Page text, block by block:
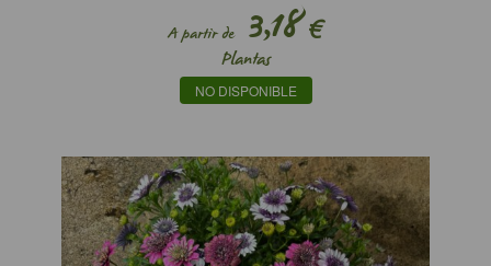
A partir de3,18€
Plantas
NO DISPONIBLE